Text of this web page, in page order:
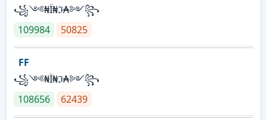
꧁༺₦Ї₦ℑ₳༻꧂
109984
50825
FF
꧁༺₦Ї₦ℑ₳༻꧂
108656
62439